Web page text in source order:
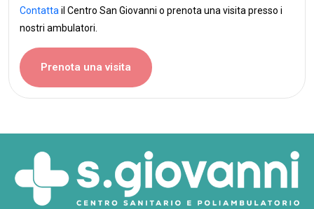
Contattail Centro San Giovanni o prenota una visita presso i
nostri ambulatori.
Prenota una visita